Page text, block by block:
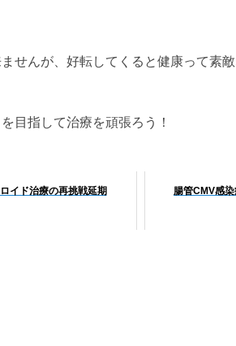
せんが、好転してくると健康って素
目指して治療を頑張ろう！
イド治療の再挑戦延期 腸管CMV感